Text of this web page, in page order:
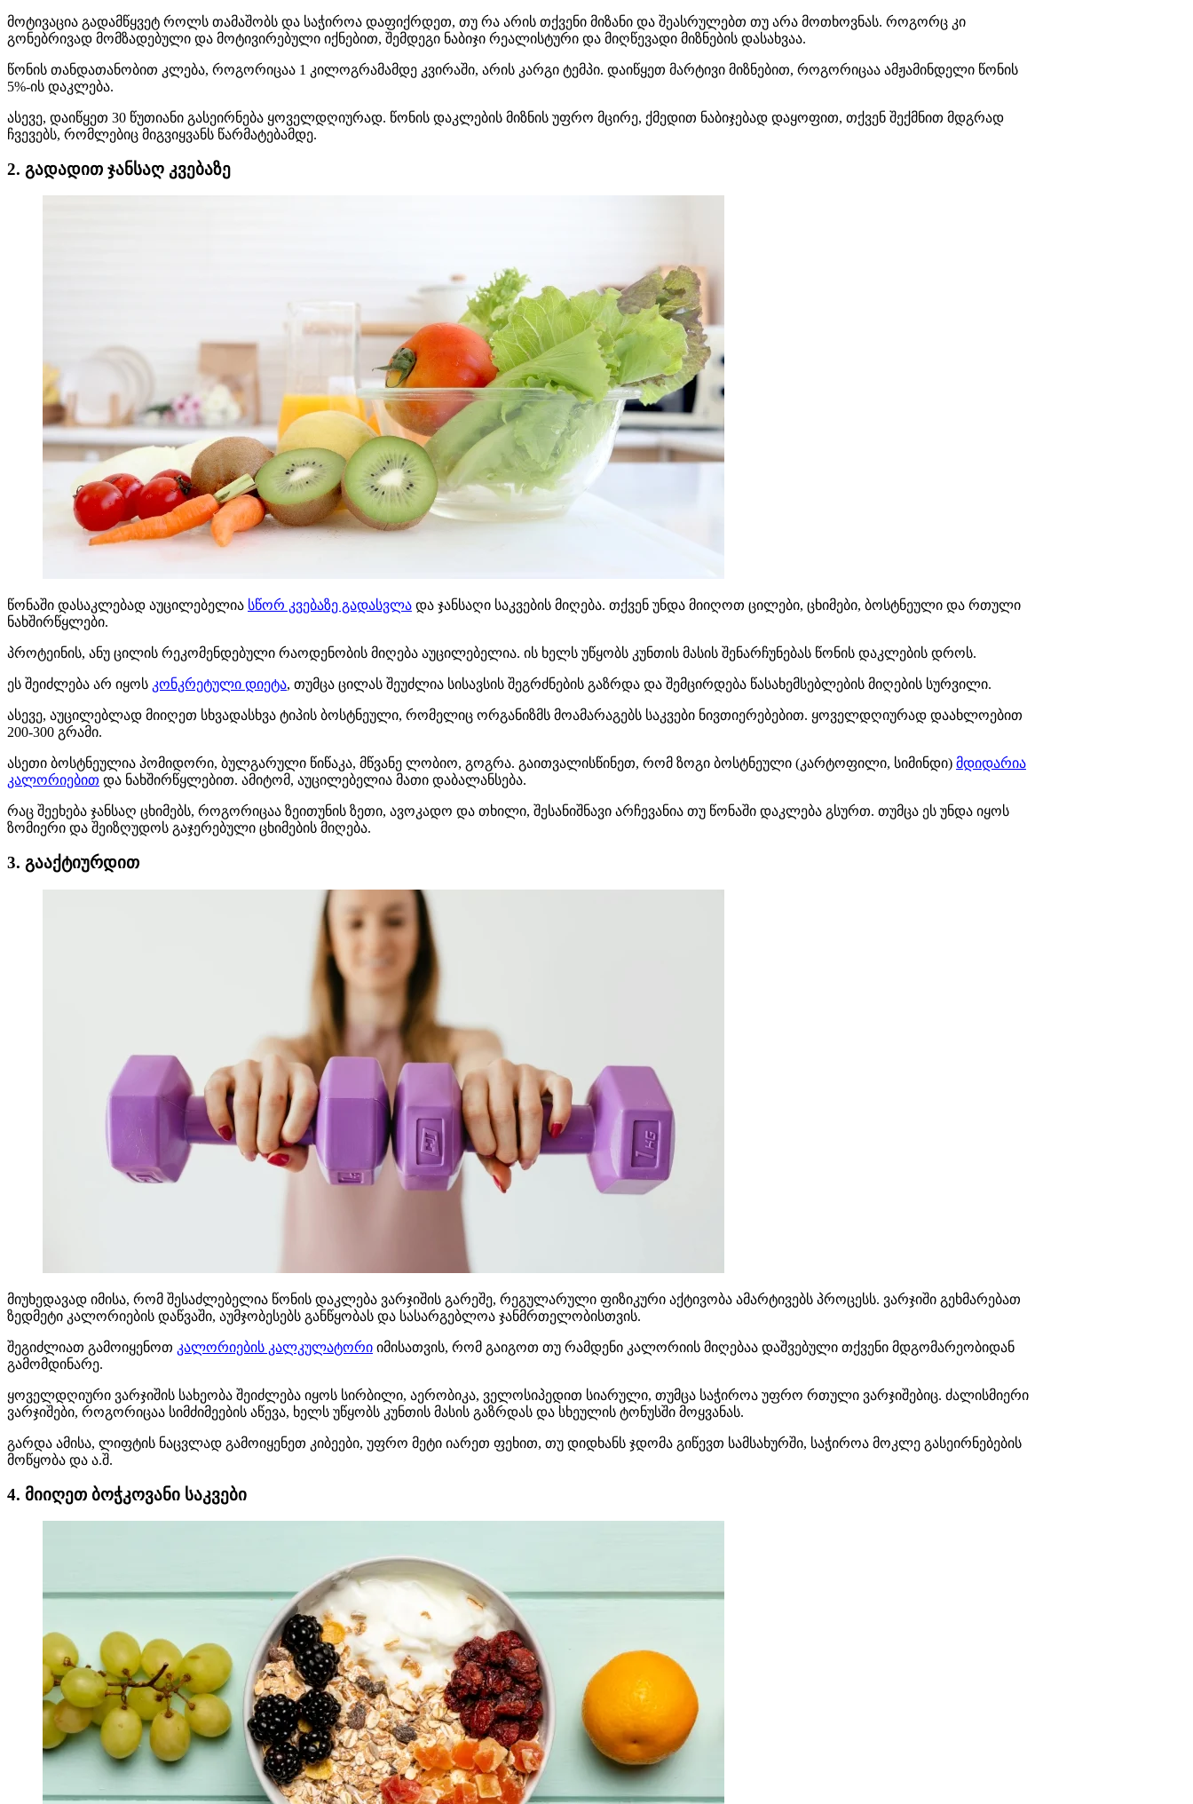
მოტივაცია გადამწყვეტ როლს თამაშობს და საჭიროა დაფიქრდეთ, თუ რა არის თქვენი მიზანი და შეასრულებთ თუ არა მოთხოვნას. როგორც კი
გონებრივად მომზადებული და მოტივირებული იქნებით, შემდეგი ნაბიჯი რეალისტური და მიღწევადი მიზნების დასახვაა.
წონის თანდათანობით კლება, როგორიცაა 1 კილოგრამამდე კვირაში, არის კარგი ტემპი. დაიწყეთ მარტივი მიზნებით, როგორიცაა ამჟამინდელი წონის
5%-ის დაკლება.
ასევე, დაიწყეთ 30 წუთიანი გასეირნება ყოველდღიურად. წონის დაკლების მიზნის უფრო მცირე, ქმედით ნაბიჯებად დაყოფით, თქვენ შექმნით მდგრად
ჩვევებს, რომლებიც მიგვიყვანს წარმატებამდე.
2. გადადით ჯანსაღ კვებაზე
წონაში დასაკლებად აუცილებელია სწორ კვებაზე გადასვლა და ჯანსაღი საკვების მიღება. თქვენ უნდა მიიღოთ ცილები, ცხიმები, ბოსტნეული და რთული
ნახშირწყლები.
პროტეინის, ანუ ცილის რეკომენდებული რაოდენობის მიღება აუცილებელია. ის ხელს უწყობს კუნთის მასის შენარჩუნებას წონის დაკლების დროს.
ეს შეიძლება არ იყოს კონკრეტული დიეტა, თუმცა ცილას შეუძლია სისავსის შეგრძნების გაზრდა და შემცირდება წასახემსებლების მიღების სურვილი.
ასევე, აუცილებლად მიიღეთ სხვადასხვა ტიპის ბოსტნეული, რომელიც ორგანიზმს მოამარაგებს საკვები ნივთიერებებით. ყოველდღიურად დაახლოებით
200-300 გრამი.
ასეთი ბოსტნეულია პომიდორი, ბულგარული წიწაკა, მწვანე ლობიო, გოგრა. გაითვალისწინეთ, რომ ზოგი ბოსტნეული (კარტოფილი, სიმინდი) მდიდარია
კალორიებით და ნახშირწყლებით. ამიტომ, აუცილებელია მათი დაბალანსება.
რაც შეეხება ჯანსაღ ცხიმებს, როგორიცაა ზეითუნის ზეთი, ავოკადო და თხილი, შესანიშნავი არჩევანია თუ წონაში დაკლება გსურთ. თუმცა ეს უნდა იყოს
ზომიერი და შეიზღუდოს გაჯერებული ცხიმების მიღება.
3. გააქტიურდით
მიუხედავად იმისა, რომ შესაძლებელია წონის დაკლება ვარჯიშის გარეშე, რეგულარული ფიზიკური აქტივობა ამარტივებს პროცესს. ვარჯიში გეხმარებათ
ზედმეტი კალორიების დაწვაში, აუმჯობესებს განწყობას და სასარგებლოა ჯანმრთელობისთვის.
შეგიძლიათ გამოიყენოთ კალორიების კალკულატორი იმისათვის, რომ გაიგოთ თუ რამდენი კალორიის მიღებაა დაშვებული თქვენი მდგომარეობიდან
გამომდინარე.
ყოველდღიური ვარჯიშის სახეობა შეიძლება იყოს სირბილი, აერობიკა, ველოსიპედით სიარული, თუმცა საჭიროა უფრო რთული ვარჯიშებიც. ძალისმიერი
ვარჯიშები, როგორიცაა სიმძიმეების აწევა, ხელს უწყობს კუნთის მასის გაზრდას და სხეულის ტონუსში მოყვანას.
გარდა ამისა, ლიფტის ნაცვლად გამოიყენეთ კიბეები, უფრო მეტი იარეთ ფეხით, თუ დიდხანს ჯდომა გიწევთ სამსახურში, საჭიროა მოკლე გასეირნებების
მოწყობა და ა.შ.
4. მიიღეთ ბოჭკოვანი საკვები